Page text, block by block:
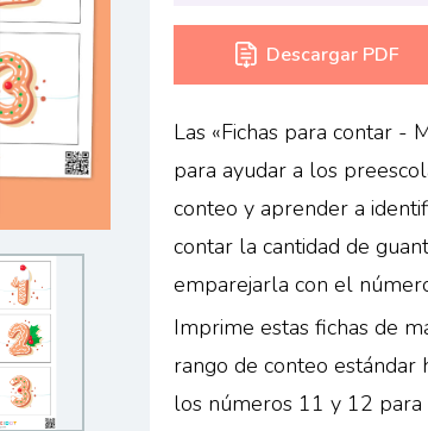
Descargar PDF
Las «Fichas para contar -
para ayudar a los
conteo y aprender a
contar la cantidad de
emparejarla con el
Imprime estas fichas de
rango de conteo estándar
los números 11 y 12 para